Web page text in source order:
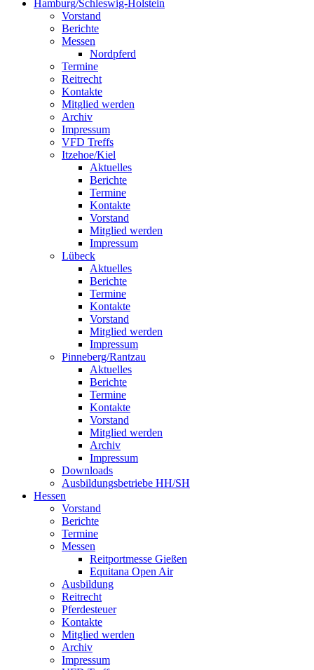
Hamburg/Schleswig-Holstein
Vorstand
Berichte
Messen
Nordpferd
Termine
Reitrecht
Kontakte
Mitglied werden
Archiv
Impressum
VFD Treffs
Itzehoe/Kiel
Aktuelles
Berichte
Termine
Kontakte
Vorstand
Mitglied werden
Impressum
Lübeck
Aktuelles
Berichte
Termine
Kontakte
Vorstand
Mitglied werden
Impressum
Pinneberg/Rantzau
Aktuelles
Berichte
Termine
Kontakte
Vorstand
Mitglied werden
Archiv
Impressum
Downloads
Ausbildungsbetriebe HH/SH
Hessen
Vorstand
Berichte
Termine
Messen
Reitportmesse Gießen
Equitana Open Air
Ausbildung
Reitrecht
Pferdesteuer
Kontakte
Mitglied werden
Archiv
Impressum